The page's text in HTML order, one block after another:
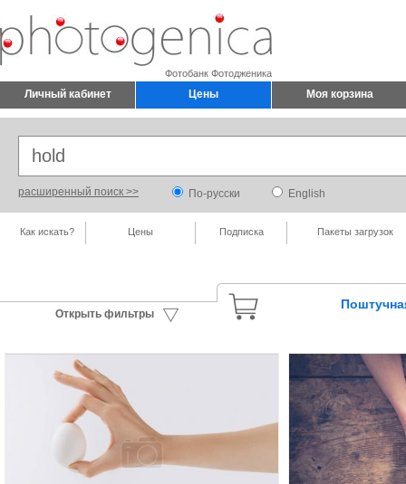
Фотобанк Фотодженика
Личный кабинет Цены Моя корзина
расширенный поиск >> По-русски English
Как искать? Цены Подписка Пакеты загрузок
Открыть фильтры